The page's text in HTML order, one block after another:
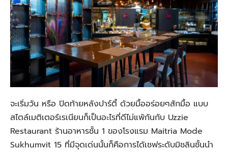
จะเริ่มวัน หรือ ปิดท้ายหลังปาร์ตี้ ด้วยมื้ออร่อยๆสักมื้อ แบบ
สไตล์เมติเตอร์เรเนียนก็เป็นอะไรที่ดีไม่แพ้กันกับ Uzzie
Restaurant ร้านอาหารชั้น 1 ของโรงแรม Maitria Mode
Sukhumvit 15 ที่มีจุดเด่นนั้นก็คือการได้เชฟระดับมิชลินชั้นนำ